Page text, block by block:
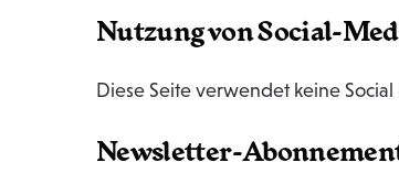
Nutzung von Social-
Diese Seite verwendet keine
Newsletter-